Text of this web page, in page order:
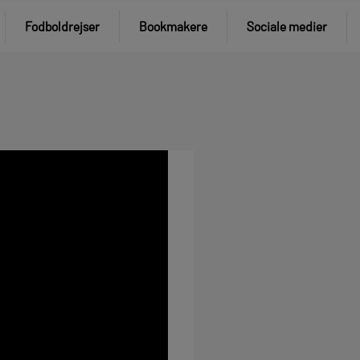
Fodboldrejser Bookmakere Sociale medier